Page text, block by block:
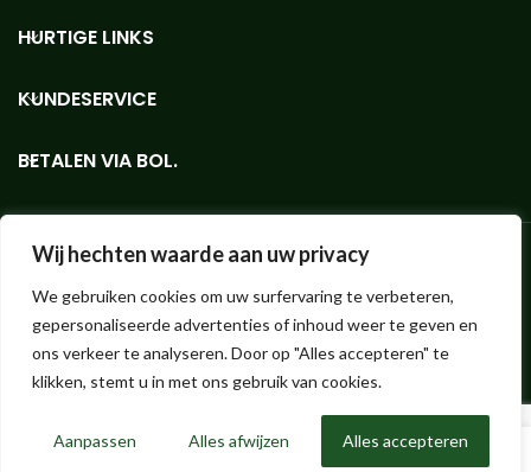
Wij hechten waarde aan uw privacy
We gebruiken cookies om uw surfervaring te verbeteren,
gepersonaliseerde advertenties of inhoud weer te geven en
ons verkeer te analyseren. Door op "Alles accepteren" te
klikken, stemt u in met ons gebruik van cookies.
Aanpassen Alles afwijzen Alles accepteren
HURTIGE LINKS
KUNDESERVICE
BETALEN VIA BOL.
Bioethanolshop - Webshoppen med KieselGreen-bioethanol i den
bedste kvalitet til små og store mængder.
Hendrik ter Kuilestraat 173 (ingen butik, afhentning ikke mulig!) | 7547
©2023 Bioethanolshop, en del af KBH BV